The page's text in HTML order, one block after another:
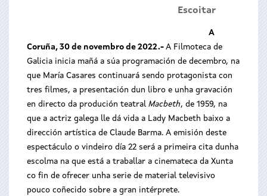
Escoitar
A
Coruña, 30 de novembro de 2022.- A Filmoteca de
Galicia inicia mañá a súa programación de decembro, na
que María Casares continuará sendo protagonista con
tres filmes, a presentación dun libro e unha gravación
en directo da produción teatral Macbeth, de 1959, na
que a actriz galega lle dá vida a Lady Macbeth baixo a
dirección artística de Claude Barma. A emisión deste
espectáculo o vindeiro día 22 será a primeira cita dunha
escolma na que está a traballar a cinemateca da Xunta
co fin de ofrecer unha serie de material televisivo
pouco coñecido sobre a gran intérprete.